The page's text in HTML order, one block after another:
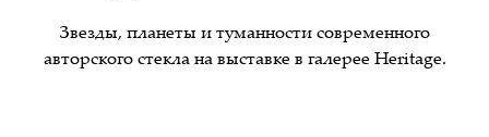
Звезды, планеты и туманности современного
авторского стекла на выставке в галерее Heritage.